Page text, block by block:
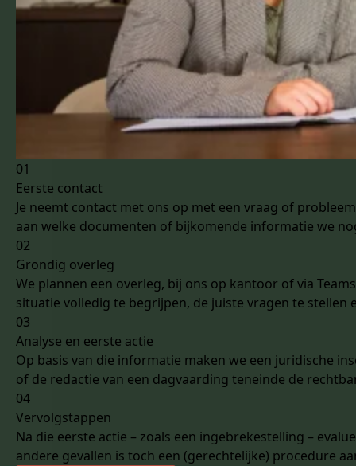
01
Eerste contact
Je neemt contact met ons op met een vraag of
aan welke documenten of bijkomende informatie we
02
Grondig overleg
We plannen een overleg, bij ons op kantoor of via
situatie volledig te begrijpen, de juiste vragen te
03
Analyse en eerste actie
Op basis van die informatie maken we een juridische
of de redactie van een dagvaarding teneinde de
04
Vervolgstappen
Na die eerste actie – zoals een ingebrekestelling –
andere gevallen is toch een (gerechtelijke) procedure